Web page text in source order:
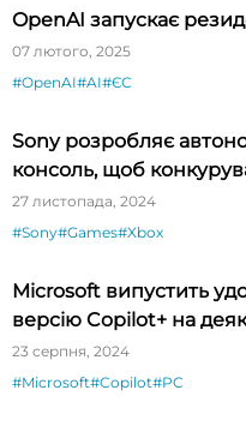
OpenAI запускає
07 лютого, 2025
#OpenAI#AI#ЄС
Sony розробляє
консоль, щоб
27 листопада, 2024
#Sony#Games#Xbox
Microsoft випустить
версію Copilot+ на
23 серпня, 2024
#Microsoft#Copilot#PC